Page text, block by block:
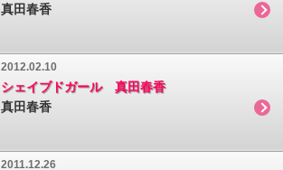
真田春香
2012.02.10
シェイブドガール 真田春香
真田春香
2011.12.26